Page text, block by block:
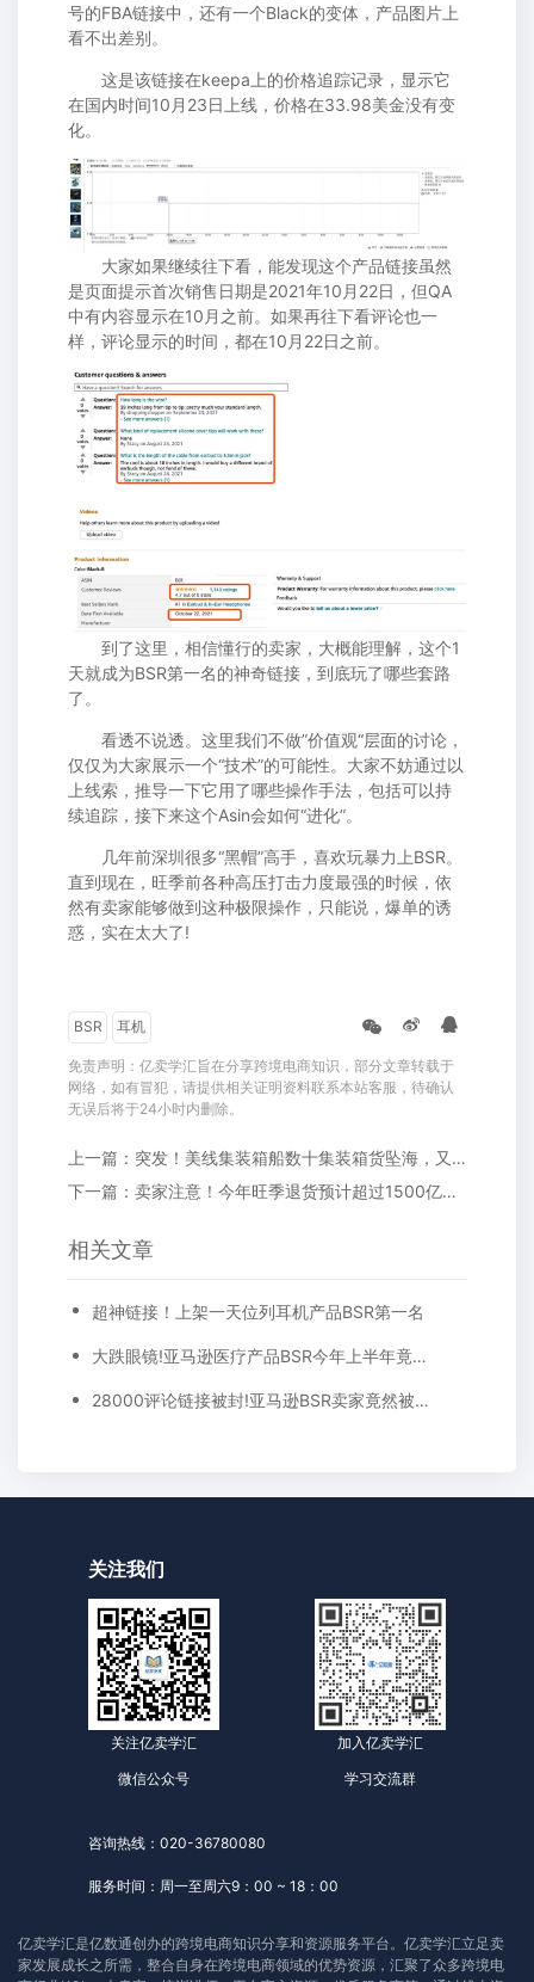
号的FBA链接中，还有一个Black的变体，产品图片上
看不出差别。
这是该链接在keepa上的价格追踪记录，显示它
在国内时间10月23日上线，价格在33.98美金没有变
化。
大家如果继续往下看，能发现这个产品链接虽然
是页面提示首次销售日期是2021年10月22日，但QA
中有内容显示在10月之前。如果再往下看评论也一
样，评论显示的时间，都在10月22日之前。
到了这里，相信懂行的卖家，大概能理解，这个1
天就成为BSR第一名的神奇链接，到底玩了哪些套路
了。
看透不说透。这里我们不做”价值观“层面的讨论，
仅仅为大家展示一个“技术”的可能性。大家不妨通过以
上线索，推导一下它用了哪些操作手法，包括可以持
续追踪，接下来这个Asin会如何“进化”。
几年前深圳很多“黑帽”高手，喜欢玩暴力上BSR。
直到现在，旺季前各种高压打击力度最强的时候，依
然有卖家能够做到这种极限操作，只能说，爆单的诱
惑，实在太大了!
BSR 耳机
免责声明：亿卖学汇旨在分享跨境电商知识，部分文章转载于
网络，如有冒犯，请提供相关证明资料联系本站客服，待确认
无误后将于24小时内删除。
上一篇：突发！美线集装箱船数十集装箱货坠海，又接连起火，损失扩大……你的货，可能没了
下一篇：卖家注意！今年旺季退货预计超过1500亿美元，简单4招解决退货“燃眉之急”！
相关文章
超神链接！上架一天位列耳机产品BSR第一名
大跌眼镜!亚马逊医疗产品BSR今年上半年竟然亏损了
28000评论链接被封!亚马逊BSR卖家竟然被这种黑科技攻击
关注我们
关注亿卖学汇
微信公众号
加入亿卖学汇
学习交流群
咨询热线：020-36780080
服务时间：周一至周六9：00 ~ 18：00
亿卖学汇是亿数通创办的跨境电商知识分享和资源服务平台。亿卖学汇立足卖
家发展成长之所需，整合自身在跨境电商领域的优势资源，汇聚了众多跨境电